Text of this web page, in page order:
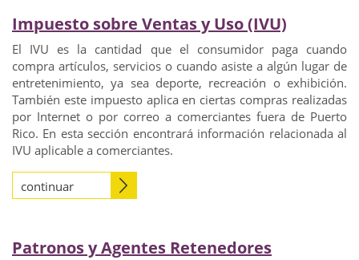
Impuesto sobre Ventas y Uso (IVU)
continuar
El IVU es la cantidad que el consumidor paga cuando
compra artículos, servicios o cuando asiste a algún lugar de
entretenimiento, ya sea deporte, recreación o exhibición.
También este impuesto aplica en ciertas compras realizadas
por Internet o por correo a comerciantes fuera de Puerto
Rico. En esta sección encontrará información relacionada al
IVU aplicable a comerciantes.
Patronos y Agentes Retenedores